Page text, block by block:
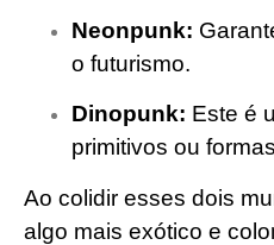
Neonpunk:
o futurismo.
Dinopunk: Este é
primitivos ou
Ao colidir esses dois
algo mais exótico e